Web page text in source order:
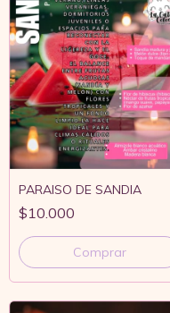
PARAISO DE SANDIA
$10.000
Comprar